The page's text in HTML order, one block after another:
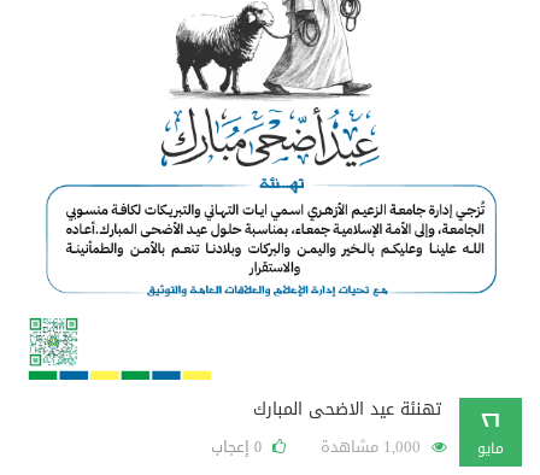
٢٦
مايو
تهنئة عيد الاضحى المبارك
0 إعجاب